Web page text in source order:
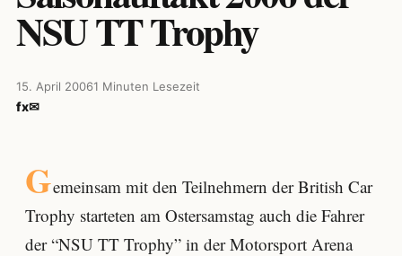
NSU TT Trophy
15. April 20061 Minuten Lesezeit
fx✉
Gemeinsam mit den Teilnehmern der British Car
Trophy starteten am Ostersamstag auch die Fahrer
der “NSU TT Trophy” in der Motorsport Arena